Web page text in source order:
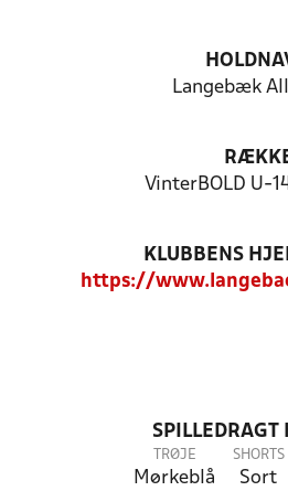
Langebæk
VinterBOLD U-
KLUBBENS
https://
SPILLEDRAGT
TRØJE
Mørkeblå
SHORTS
Sort